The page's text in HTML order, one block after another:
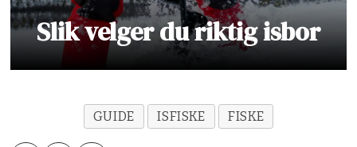
Slik velger du riktig isbor
GUIDE ISFISKE FISKE